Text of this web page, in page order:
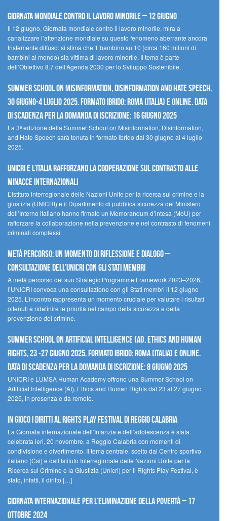
Giornata mondiale contro il lavoro minorile – 12 giugno
Il 12 giugno, Giornata mondiale contro il lavoro minorile, mira a
canalizzare l’attenzione mondiale su questo fenomeno aberrante ancora
tristemente diffuso: si stima che 1 bambino su 10 (circa 160 milioni di
bambini al mondo) sia vittima di lavoro minorile. Il tema è parte
dell’Obiettivo 8.7 dell’Agenda 2030 per lo Sviluppo Sostenibile.
Summer School on Misinformation, Disinformation and Hate Speech,
30 giugno-4 luglio 2025. Formato ibrido: Roma (Italia) e online. Data
di scadenza per la domanda di iscrizione: 16 giugno 2025
La 3ª edizione della Summer School on Misinformation, Disinformation,
and Hate Speech sarà tenuta in formato ibrido dal 30 giugno al 4 luglio
2025.
UNICRI e l’Italia rafforzano la cooperazione sul contrasto alle
minacce internazionali
L’Istituto interregionale delle Nazioni Unite per la ricerca sul crimine e la
giustizia (UNICRI) e il Dipartimento di pubblica sicurezza del Ministero
dell’Interno italiano hanno firmato un Memorandum d’intesa (MoU) per
rafforzare la collaborazione nella prevenzione e nel contrasto di fenomeni
criminali complessi.
Metà percorso: un momento di riflessione e dialogo –
Consultazione dell’UNICRI con gli Stati membri
A metà percorso del suo Strategic Programme Framework 2023–2026,
l’UNICRI convoca una consultazione con gli Stati membri il 12 giugno
2025. L’incontro rappresenta un momento cruciale per valutare i risultati
ottenuti e ridefinire le priorità nel campo della sicurezza e della
prevenzione del crimine.
Summer School on Artificial Intelligence (AI), Ethics and Human
Rights, 23 -27 giugno 2025, Formato Ibrido: Roma (Italia) e online.
Data di scadenza per la domanda di iscrizione: 8 giugno 2025
UNICRI e LUMSA Human Academy offrono una Summer School on
Artificial Intelligence (AI), Ethics and Human Rights dal 23 al 27 giugno
2025, in presenza e da remoto.
In gioco i diritti al Rights Play Festival di Reggio Calabria
La Giornata internazionale dell’Infanzia e dell’adolescenza è stata
celebrata ieri, 20 novembre, a Reggio Calabria con momenti di
condivisione e divertimento. Il tema centrale, scelto dal Centro sportivo
italiano (Csi) e dall’Istituto Interregionale delle Nazioni Unite per la
Ricerca sul Crimine e la Giustizia (Unicri) per il Rights Play Festival, è
stato, infatti, il diritto […]
Giornata internazionale per l’eliminazione della povertà – 17
ottobre 2024